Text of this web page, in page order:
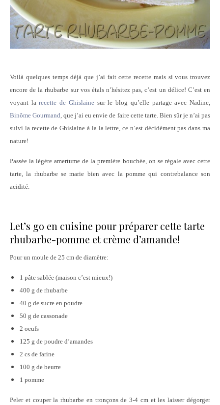
Voilà quelques temps déjà que j’ai fait cette recette mais si vous trouvez
encore de la rhubarbe sur vos étals n’hésitez pas, c’est un délice! C’est en
voyant larecette de Ghislainesur le blog qu’elle partage avec Nadine,
Binôme Gourmand, que j’ai eu envie de faire cette tarte. Bien sûr je n’ai pas
suivi la recette de Ghislaine à la la lettre, ce n’est décidément pas dans ma
nature!
Passée la légère amertume de la première bouchée, on se régale avec cette
tarte, la rhubarbe se marie bien avec la pomme qui contrebalance son
acidité.
Let’s go en cuisine pour préparer cette tarte
rhubarbe-pomme et crème d’amande!
Pour un moule de 25 cm de diamètre:
1 pâte sablée (maison c’est mieux!)
400 g de rhubarbe
40 g de sucre en poudre
50 g de cassonade
2 oeufs
125 g de poudre d’amandes
2 cs de farine
100 g de beurre
1 pomme
Peler et couper la rhubarbe en tronçons de 3-4 cm et les laisser dégorger